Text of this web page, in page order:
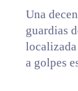
Una
guardias
a golpes